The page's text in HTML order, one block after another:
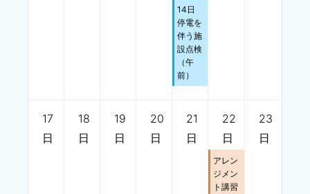
14日
停電を
伴う施
設点検
（午
前）
17
日
18
日
19
日
20
日
21
日
22
日
アレン
ジメン
ト講習
23
日